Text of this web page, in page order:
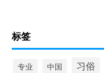
标签
专业 中国 习俗